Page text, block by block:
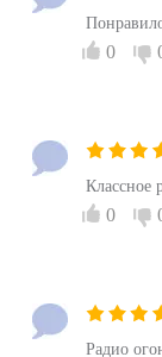
0
Классное
0
Радио